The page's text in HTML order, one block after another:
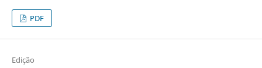
PDF
Edição